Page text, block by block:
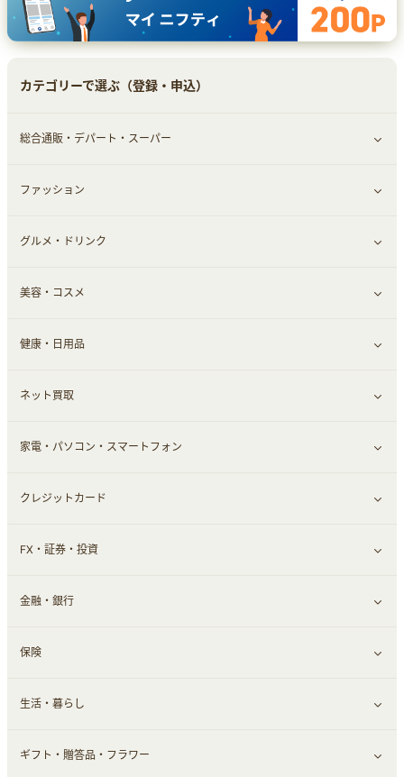
カテゴリーで選ぶ（登録・申込）
総合通販・デパート・スーパー
すべて見る
総合通販
ファッション
すべて見る
ファッション
インナー・下着
スーツ・フォーマル
グルメ・ドリンク
すべて見る
グルメ
お酒
食材宅配
ウォーターサーバー
美容・コスメ
すべて見る
ヘアケア
エステ・サロン
メンズ美容
健康・日用品
すべて見る
スポーツ・フィットネス
日用品・薬局・からだ
ネット買取
すべて見る
ネット買取
家電・パソコン・スマートフォン
すべて見る
家電・パソコン・ソフトウェア
通信・レンタルサーバー
スマホ・携帯電話・SIM
定額制有料コンテンツ
クレジットカード
すべて見る
クレジットカード
FX・証券・投資
すべて見る
証券
仮想通貨
金融・銀行
銀行・ネット銀行
キャッシング・ローン
保険
すべて見る
保険相談・面談
生活・暮らし
すべて見る
ギフト・贈答品・フラワー